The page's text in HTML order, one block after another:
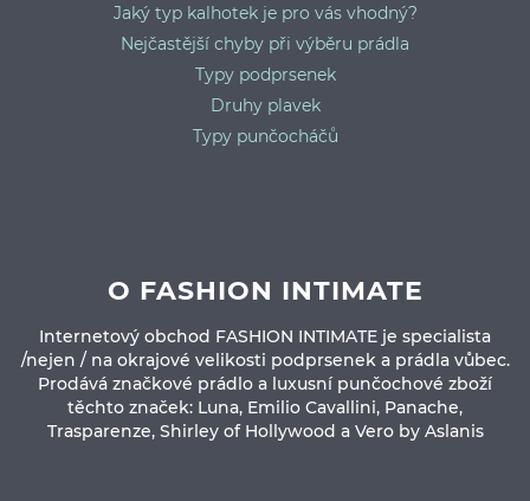
Jaký typ kalhotek je pro vás vhodný?
Nejčastější chyby při výběru prádla
Typy podprsenek
Druhy plavek
Typy punčocháčů
O FASHION INTIMATE
Internetový obchod FASHION INTIMATE je specialista
/nejen / na okrajové velikosti podprsenek a prádla vůbec.
Prodává značkové prádlo a luxusní punčochové zboží
těchto značek: Luna, Emilio Cavallini, Panache,
Trasparenze, Shirley of Hollywood a Vero by Aslanis